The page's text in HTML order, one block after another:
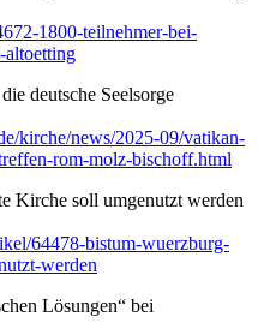
1800-teilnehmer-bei-
altoetting
deutsche Seelsorge
kirche/news/2025-09/vatikan-
rom-molz-bischoff.html
Kirche soll umgenutzt werden
64478-bistum-wuerzburg-
werden
Lösungen“ bei